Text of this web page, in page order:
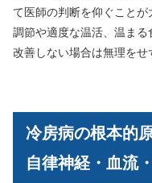
て医師の判断を仰ぐこと
調節や適度な温活、温まる
改善しない場合は無理をせ
冷房病の根本的
自律神経・血流